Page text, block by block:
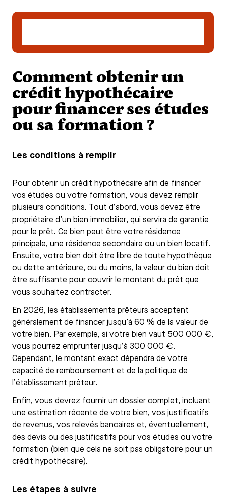
Comment obtenir un
crédit hypothécaire
pour financer ses études
ou sa formation ?
Les conditions à remplir
Pour obtenir un crédit hypothécaire afin de financer
vos études ou votre formation, vous devez remplir
plusieurs conditions. Tout d’abord, vous devez être
propriétaire d’un bien immobilier, qui servira de garantie
pour le prêt. Ce bien peut être votre résidence
principale, une résidence secondaire ou un bien locatif.
Ensuite, votre bien doit être libre de toute hypothèque
ou dette antérieure, ou du moins, la valeur du bien doit
être suffisante pour couvrir le montant du prêt que
vous souhaitez contracter.
En 2026, les établissements prêteurs acceptent
généralement de financer jusqu’à 60 % de la valeur de
votre bien. Par exemple, si votre bien vaut 500 000 €,
vous pourrez emprunter jusqu’à 300 000 €.
Cependant, le montant exact dépendra de votre
capacité de remboursement et de la politique de
l’établissement prêteur.
Enfin, vous devrez fournir un dossier complet, incluant
une estimation récente de votre bien, vos justificatifs
de revenus, vos relevés bancaires et, éventuellement,
des devis ou des justificatifs pour vos études ou votre
formation (bien que cela ne soit pas obligatoire pour un
crédit hypothécaire).
Les étapes à suivre